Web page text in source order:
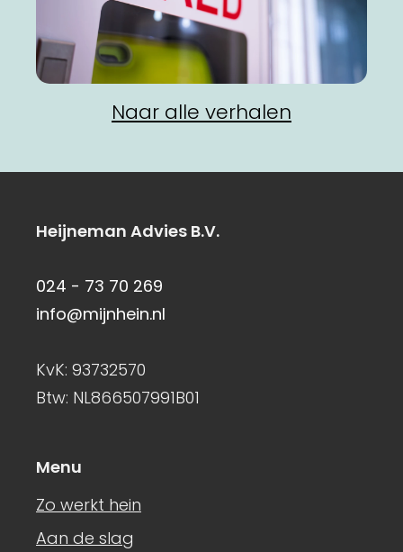
Naar alle verhalen
Heijneman Advies B.V.
024 - 73 70 269
info@mijnhein.nl
KvK: 93732570
Btw: NL866507991B01
Menu
Zo werkt hein
Aan de slag